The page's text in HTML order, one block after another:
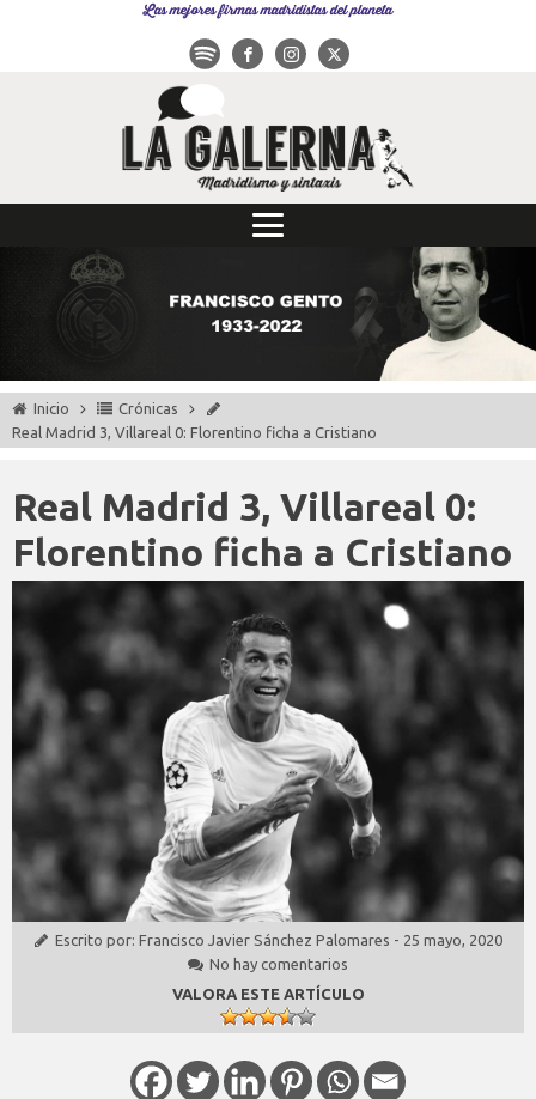
Las mejores firmas madridistas del planeta
Inicio
Crónicas
Real Madrid 3, Villareal 0: Florentino ficha a Cristiano
Real Madrid 3, Villareal 0:
Florentino ficha a Cristiano
Escrito por: Francisco Javier Sánchez Palomares - 25 mayo, 2020
No hay comentarios
VALORA ESTE ARTÍCULO